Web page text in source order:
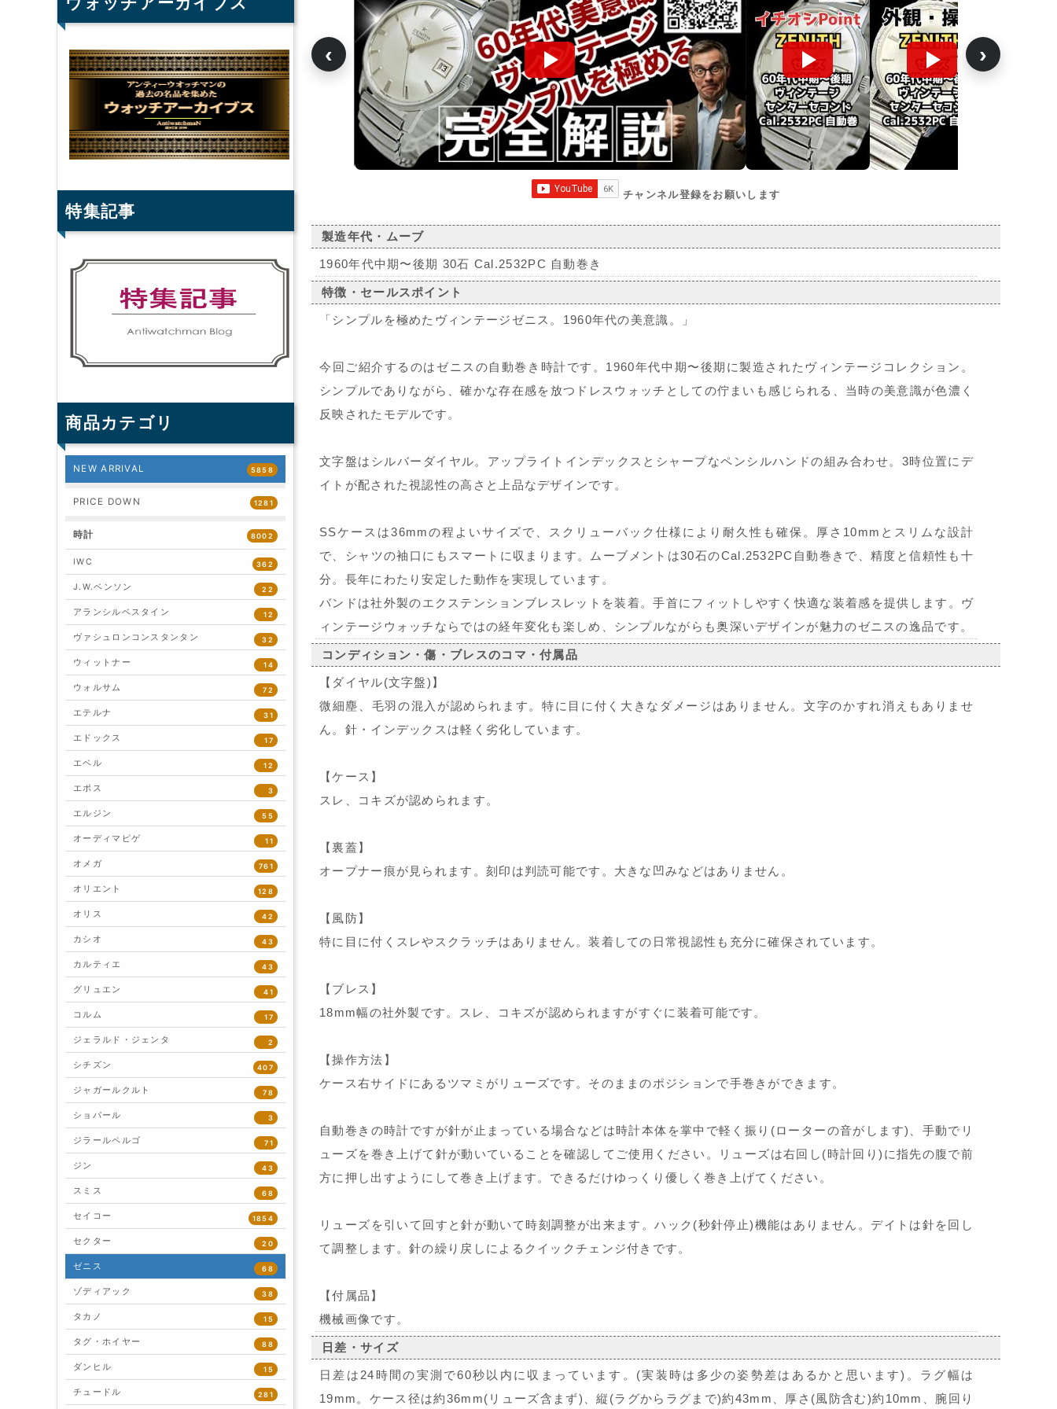
‹ ›
チャンネル登録をお願いします
製造年代・ムーブ
1960年代中期〜後期 30石 Cal.2532PC 自動巻き
特徴・セールスポイント
「シンプルを極めたヴィンテージゼニス。1960年代の美意識。」
今回ご紹介するのはゼニスの自動巻き時計です。1960年代中期〜後期に製造されたヴィンテージコレクション。
シンプルでありながら、確かな存在感を放つドレスウォッチとしての佇まいも感じられる、当時の美意識が色濃く
反映されたモデルです。
文字盤はシルバーダイヤル。アップライトインデックスとシャープなペンシルハンドの組み合わせ。3時位置にデ
イトが配された視認性の高さと上品なデザインです。
SSケースは36mmの程よいサイズで、スクリューバック仕様により耐久性も確保。厚さ10mmとスリムな設計
で、シャツの袖口にもスマートに収まります。ムーブメントは30石のCal.2532PC自動巻きで、精度と信頼性も十
分。長年にわたり安定した動作を実現しています。
バンドは社外製のエクステンションブレスレットを装着。手首にフィットしやすく快適な装着感を提供します。ヴ
ィンテージウォッチならではの経年変化も楽しめ、シンプルながらも奥深いデザインが魅力のゼニスの逸品です。
コンディション・傷・ブレスのコマ・付属品
【ダイヤル(文字盤)】
微細塵、毛羽の混入が認められます。特に目に付く大きなダメージはありません。文字のかすれ消えもありませ
ん。針・インデックスは軽く劣化しています。
【ケース】
スレ、コキズが認められます。
【裏蓋】
オープナー痕が見られます。刻印は判読可能です。大きな凹みなどはありません。
【風防】
特に目に付くスレやスクラッチはありません。装着しての日常視認性も充分に確保されています。
【ブレス】
18mm幅の社外製です。スレ、コキズが認められますがすぐに装着可能です。
【操作方法】
ケース右サイドにあるツマミがリューズです。そのままのポジションで手巻きができます。
自動巻きの時計ですが針が止まっている場合などは時計本体を掌中で軽く振り(ローターの音がします)、手動でリ
ューズを巻き上げて針が動いていることを確認してご使用ください。リューズは右回し(時計回り)に指先の腹で前
方に押し出すようにして巻き上げます。できるだけゆっくり優しく巻き上げてください。
リューズを引いて回すと針が動いて時刻調整が出来ます。ハック(秒針停止)機能はありません。デイトは針を回し
て調整します。針の繰り戻しによるクイックチェンジ付きです。
【付属品】
機械画像です。
日差・サイズ
日差は24時間の実測で60秒以内に収まっています。(実装時は多少の姿勢差はあるかと思います)。ラグ幅は
19mm。ケース径は約36mm(リューズ含まず)、縦(ラグからラグまで)約43mm、厚さ(風防含む)約10mm、腕回り
特集記事
商品カテゴリ
NEW ARRIVAL 5858
PRICE DOWN 1281
時計 8002
IWC 362
J.W.ベンソン 22
アランシルベスタイン 12
ヴァシュロンコンスタンタン 32
ウィットナー 14
ウォルサム 72
エテルナ 31
エドックス 17
エベル 12
エポス 3
エルジン 55
オーディマピゲ 11
オメガ 761
オリエント 128
オリス 42
カシオ 43
カルティエ 43
グリュエン 41
コルム 17
ジェラルド・ジェンタ 2
シチズン 407
ジャガールクルト 78
ショパール 3
ジラールペルゴ 71
ジン 43
スミス 68
セイコー 1854
セクター 20
ゼニス 68
ゾディアック 38
タカノ 15
タグ・ホイヤー 88
ダンヒル 15
チュードル 281